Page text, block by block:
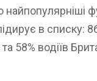
в списку:
58% водіїв